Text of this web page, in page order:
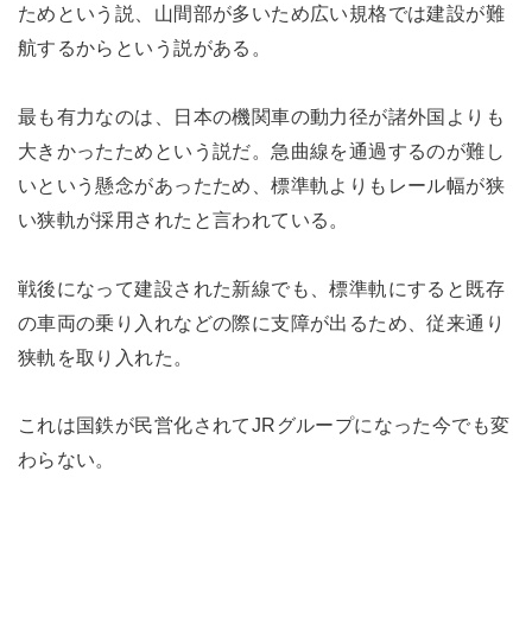
ためという説、山間部が多いため広い規格では建設が難
航するからという説がある。
最も有力なのは、日本の機関車の動力径が諸外国よりも
大きかったためという説だ。急曲線を通過するのが難し
いという懸念があったため、標準軌よりもレール幅が狭
い狭軌が採用されたと言われている。
戦後になって建設された新線でも、標準軌にすると既存
の車両の乗り入れなどの際に支障が出るため、従来通り
狭軌を取り入れた。
これは国鉄が民営化されてJRグループになった今でも変
わらない。